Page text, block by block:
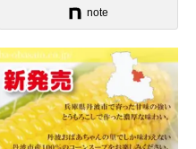
note